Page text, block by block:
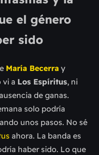
el género
sido
María Becerra y
vi a Los Espíritus, ni
de ganas.
solo podría
unos pasos. No sé
ahora. La banda es
haber sido. Lo que